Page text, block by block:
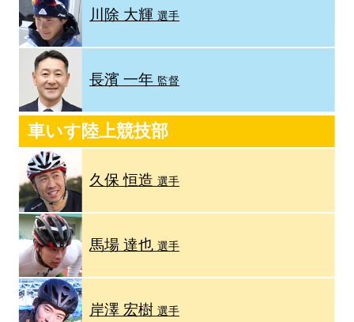
川除 大輝選手
長濱 一年 監督
車いす陸上競技部
久保 恒造選手
馬場 達也選手
岸澤 宏樹選手